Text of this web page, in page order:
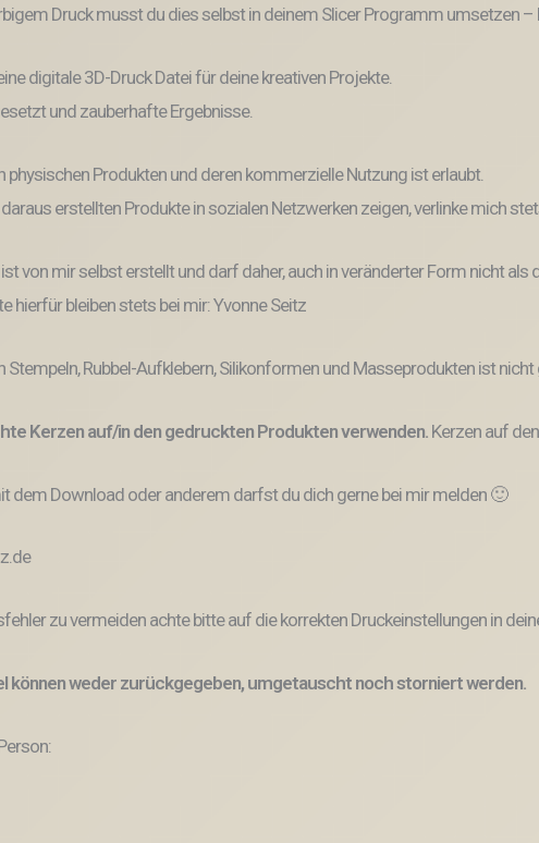
Druck musst du dies selbst in deinem Slicer Programm umsetzen –
digitale 3D-Druck Datei für deine kreativen Projekte.
und zauberhafte Ergebnisse.
physischen Produkten und deren kommerzielle Nutzung ist erlaubt.
erstellten Produkte in sozialen Netzwerken zeigen, verlinke mich
von mir selbst erstellt und darf daher, auch in veränderter Form nicht
hierfür bleiben stets bei mir: Yvonne Seitz
Stempeln, Rubbel-Aufklebern, Silikonformen und Masseprodukten ist nicht
Kerzen auf/in den gedruckten Produkten verwenden. Kerzen auf
dem Download oder anderem darfst du dich gerne bei mir melden 🙂
zu vermeiden achte bitte auf die korrekten Druckeinstellungen in
können weder zurückgegeben, umgetauscht noch storniert werden.